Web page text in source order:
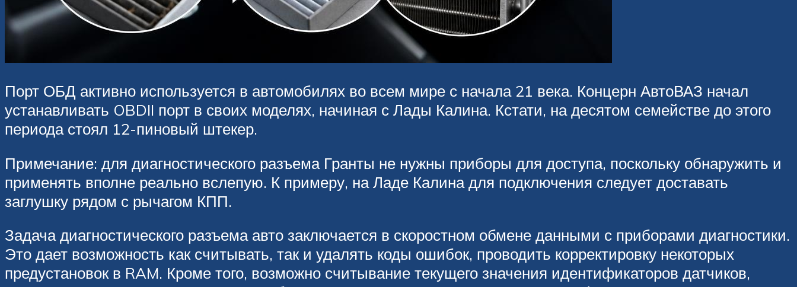
Порт ОБД активно используется в автомобилях во всем мире с начала 21 века. Концерн АвтоВАЗ начал
устанавливать OBDII порт в своих моделях, начиная с Лады Калина. Кстати, на десятом семействе до этого
периода стоял 12-пиновый штекер.
Примечание: для диагностического разъема Гранты не нужны приборы для доступа, поскольку обнаружить и
применять вполне реально вслепую. К примеру, на Ладе Калина для подключения следует доставать
заглушку рядом с рычагом КПП.
Задача диагностического разъема авто заключается в скоростном обмене данными с приборами диагностики.
Это дает возможность как считывать, так и удалять коды ошибок, проводить корректировку некоторых
предустановок в RAM. Кроме того, возможно считывание текущего значения идентификаторов датчиков,